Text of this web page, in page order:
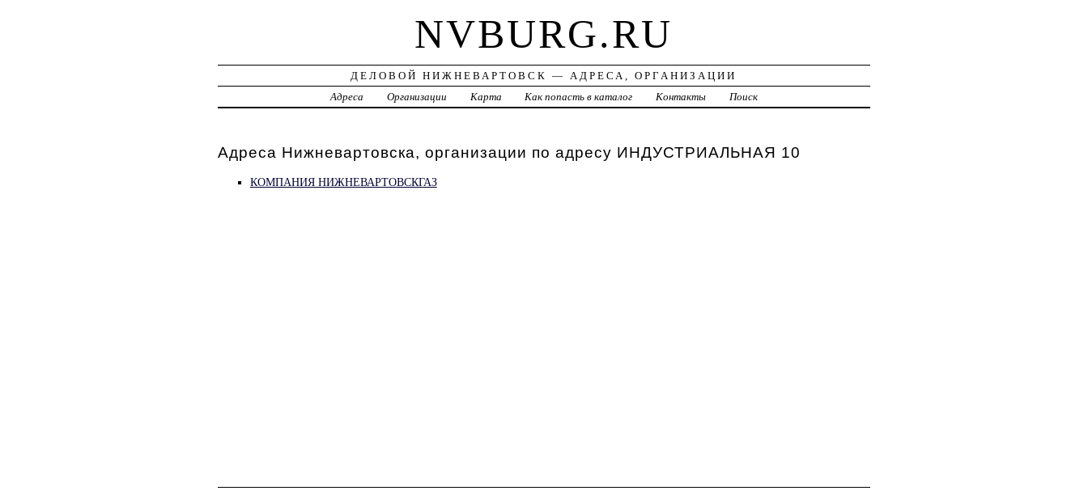
NVBURG.RU
ДЕЛОВОЙ НИЖНЕВАРТОВСК — АДРЕСА, ОРГАНИЗАЦИИ
Адреса
Организации Карта Как попасть в каталог Контакты Поиск
Адреса Нижневартовска, организации по адресу ИНДУСТРИАЛЬНАЯ 10
КОМПАНИЯ НИЖНЕВАРТОВСКГАЗ